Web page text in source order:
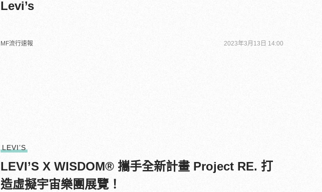
Levi’s
MF流行速報 2023年3月13日 14:00
LEVI’S
LEVI’S X WISDOM® 攜手全新計畫 Project RE. 打
造虛擬宇宙樂團展覽！